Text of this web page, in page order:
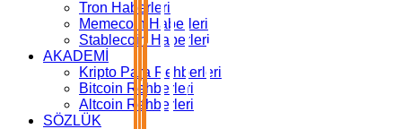
Tron Haberleri
Memecoin Haberleri
Stablecoin Haberleri
AKADEMİ
Kripto Para Rehberleri
Bitcoin Rehberleri
Altcoin Rehberleri
SÖZLÜK